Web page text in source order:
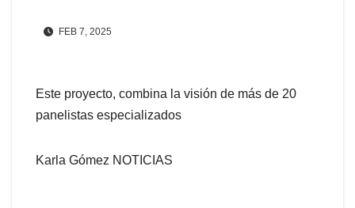
FEB 7, 2025
Este proyecto, combina la visión de más de 20
panelistas especializados
Karla Gómez NOTICIAS